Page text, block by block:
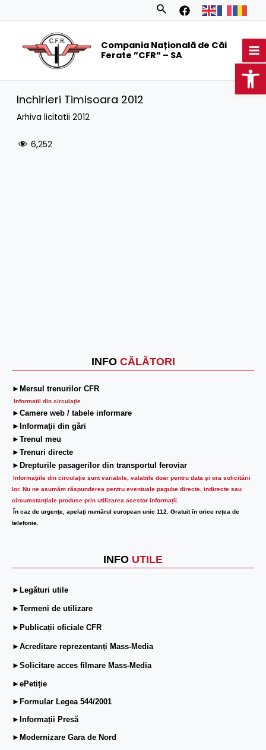
Search
Compania Națională de Căi
Ferate ”CFR” – SA
INFO CĂLĂTORI
►Mersul trenurilor CFR
Informatii din circulaţie
►Camere web / tabele informare
►Informaţii din gări
►Trenul meu
►Trenuri directe
►Drepturile pasagerilor din transportul feroviar
Informaţiile din circulaţie sunt variabile, valabile doar pentru data şi ora solicitării
lor. Nu ne asumăm răspunderea pentru eventuale pagube directe, indirecte sau
circumstanțiale produse prin utilizarea acestor informații.
În caz de urgenţe, apelaţi numărul european unic 112. Gratuit în orice reţea de
telefonie.
INFO UTILE
►Legături utile
►Termeni de utilizare
►Publicații oficiale CFR
►Acreditare reprezentanți Mass-Media
►Solicitare acces filmare Mass-Media
►ePetiție
►Formular Legea 544/2001
►Informații Presă
►Modernizare Gara de Nord
Inchirieri Timisoara 2012
Arhiva licitatii 2012
6,252